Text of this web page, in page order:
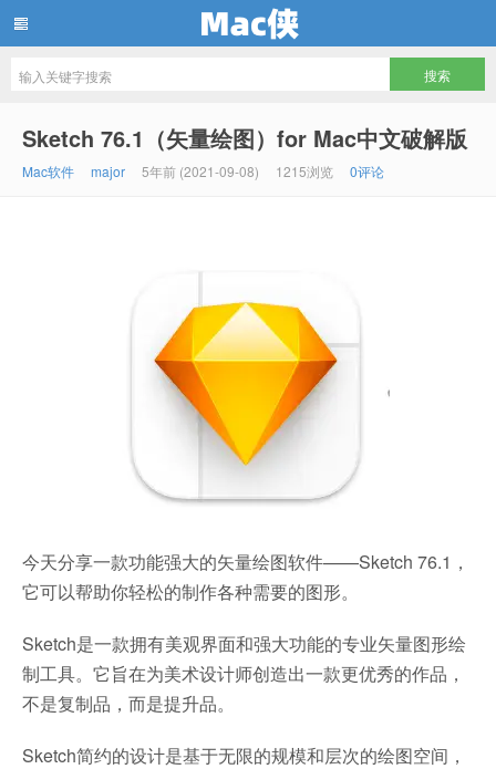
Sketch 76.1（矢量绘图）for Mac中文破解版
Mac软件 major 5年前 (2021-09-08) 1215浏览 0评论
今天分享一款功能强大的矢量绘图软件——Sketch 76.1，
它可以帮助你轻松的制作各种需要的图形。
Sketch是一款拥有美观界面和强大功能的专业矢量图形绘
制工具。它旨在为美术设计师创造出一款更优秀的作品，
不是复制品，而是提升品。
Sketch简约的设计是基于无限的规模和层次的绘图空间，